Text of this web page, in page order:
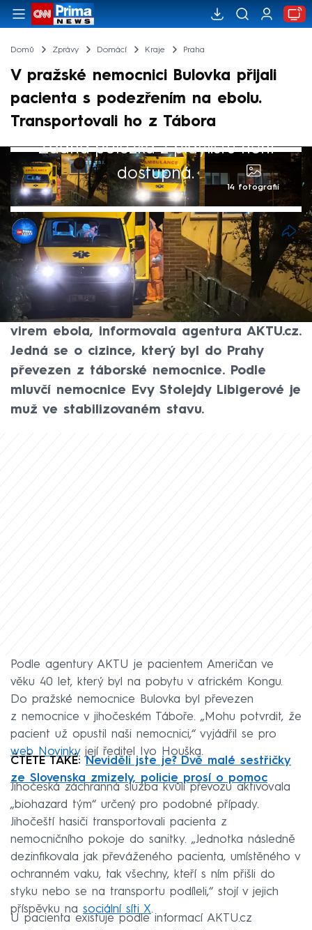
Domů Zprávy Domácí Kraje Praha
V pražské nemocnici Bulovka přijali
pacienta s podezřením na ebolu.
Transportovali ho z Tábora
Žádná položka z playlistu není
dostupná.
14 fotografií
Michael Cardal
Akt. 17. kvě 2025, 00:15
• 16. kvě 2025, 22:02
Do pražské Fakultní nemocnice Bulovka
dorazil infekční pacient s podezřením na
krvácivou horečku Marburg nebo nákazu
virem ebola, informovala agentura AKTU.cz.
Jedná se o cizince, který byl do Prahy
převezen z táborské nemocnice. Podle
mluvčí nemocnice Evy Stolejdy Libigerové je
muž ve stabilizovaném stavu.
Podle agentury AKTU je pacientem Američan ve
věku 40 let, který byl na pobytu v africkém Kongu.
Do pražské nemocnice Bulovka byl převezen
z nemocnice v jihočeském Táboře. „Mohu potvrdit, že
pacient už opustil naši nemocnici,“ vyjádřil se pro
web Novinkyjejí ředitel Ivo Houška.
ČTĚTE TAKÉ:Neviděli jste je? Dvě malé sestřičky
ze Slovenska zmizely, policie prosí o pomoc
Jihočeská záchranná služba kvůli převozu aktivovala
„biohazard tým“ určený pro podobné případy.
Jihočeští hasiči transportovali pacienta z
nemocničního pokoje do sanitky. „Jednotka následně
dezinfikovala jak převáženého pacienta, umístěného v
ochranném vaku, tak všechny, kteří s ním přišli do
styku nebo se na transportu podíleli,“ stojí v jejich
příspěvku na sociální síti X.
U pacienta existuje podle informací AKTU.cz